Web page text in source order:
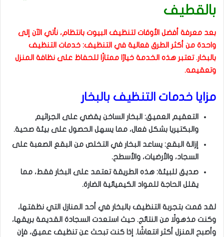
بالقطيف
بعد معرفة أفضل الأوقات لتنظيف البيوت بانتظام، نأتي الآن إلى
واحدة من أكثر الطرق فعالية في التنظيف: خدمات التنظيف
بالبخار. تعتبر هذه الخدمة خيارًا ممتازًا للحفاظ على نظافة المنزل
وتعقيمه.
مزايا خدمات التنظيف بالبخار
التعقيم العميق: البخار الساخن يقضي على الجراثيم
والبكتيريا بشكل فعال، مما يسهل الحصول على بيئة صحية.
إزالة البقع: يساعد البخار في التخلص من البقع الصعبة على
السجاد، والأرضيات، والأسطح.
صديق للبيئة: هذه الطريقة تعتمد على البخار فقط، مما
يقلل الحاجة للمواد الكيميائية الضارة.
لقد قمت بتجربة التنظيف بالبخار في أحد المنازل التي نظفتها،
وكنت مذهولًا من النتائج. حيث استعدت السجادة القديمة بريقها،
وأصبح المنزل أكثر انتعاشًا. إذا كنت تبحث عن تنظيف عميق، فإن